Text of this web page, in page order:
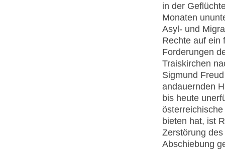
in der
Monaten
Asyl- und
Rechte auf ein
Forderungen
Traiskirchen
Sigmund
andauernden
bis heute
bieten hat, ist
Zerstörung
Abschiebung